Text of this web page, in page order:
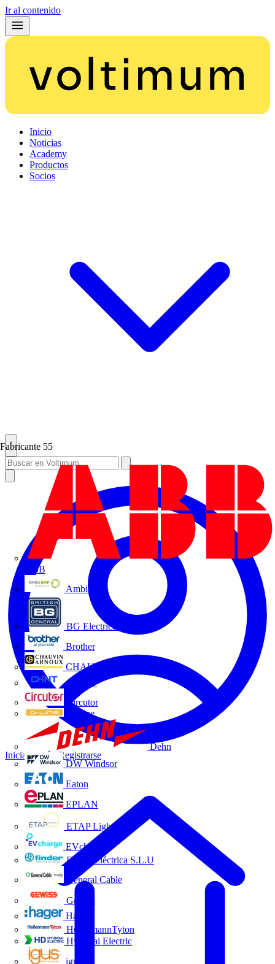
Ir al contenido
Inicio
Noticias
Academy
Productos
Socios
Fabricante 55
ABB
Ambilamp
BG Electrical
Brother
CHAUVIN ARNOUX
CHINT
Circutor
D-Line
Dehn
DW Windsor
Eaton
EPLAN
ETAP Lighting
EVcharge
Finder Eléctrica S.L.U
General Cable
Gewiss
Hager
HellermannTyton
Hyundai Electric
igus
Iniciar sesión Registrarse